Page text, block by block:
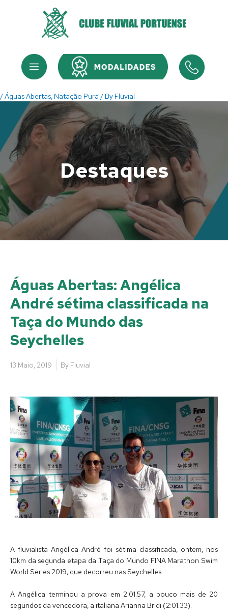
Menu Menu
/Águas Abertas, Natação Pura / By Fluvial
Destaques
Águas Abertas: Angélica
André sétima classificada na
Taça do Mundo das
Seychelles
13 Maio, 2019 By Fluvial
A fluvialista Angélica André foi sétima classificada, ontem, nos
10km da segunda etapa da Taça do Mundo FINA Marathon Swim
World Series 2019, que decorreu nas Seychelles.
A Angélica terminou a prova em 2:01.57, a pouco mais de 20
segundos da vencedora, a italiana Arianna Bridi (2:01.33).